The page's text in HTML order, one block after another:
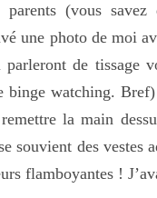
parents (vous
une photo de moi
parleront de tissage
binge watching.
la main
souvient des
flamboyantes !